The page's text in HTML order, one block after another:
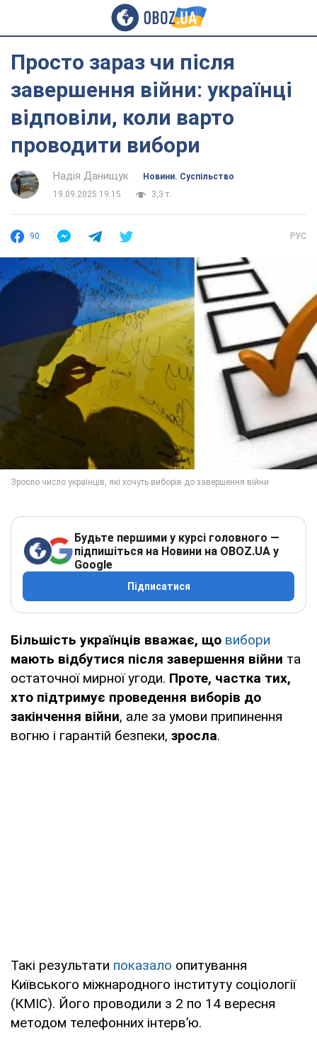
Просто зараз чи після
завершення війни: українці
відповіли, коли варто
проводити вибори
Надія Данищук
Новини. Суспільство
19.09.2025 19:15
3,3 т.
90 РУС
Будьте першими у курсі головного —
підпишіться на Новини на OBOZ.UA у
Google
Підписатися
Більшість українців вважає, що вибори
мають відбутися після завершення війни та
остаточної мирної угоди. Проте, частка тих,
хто підтримує проведення виборів до
закінчення війни, але за умови припинення
вогню і гарантій безпеки, зросла.
Такі результати показало опитування
Київського міжнародного інституту соціології
(КМІС). Його проводили з 2 по 14 вересня
методом телефонних інтерв’ю.